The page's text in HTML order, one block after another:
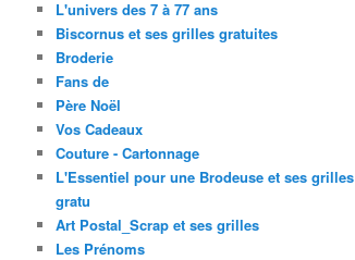
L'univers des 7 à 77 ans
Biscornus et ses grilles gratuites
Broderie
Fans de
Père Noël
Vos Cadeaux
Couture - Cartonnage
L'Essentiel pour une Brodeuse et ses grilles
gratu
Art Postal_Scrap et ses grilles
Les Prénoms